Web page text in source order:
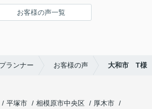
応は丁寧かつ説明がわかりやすく、仲介手
料であるため選びました。
ランナーさんでは購入者目線で相談に乗っ
。
お客様の声一覧
ランナー お客様の声 大和市 T様
平塚市 相模原市中央区
厚木市